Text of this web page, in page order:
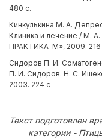
480 с.
Кинкулькина М. А.
Клиника и лечение / М.
ПРАКТИКА-М», 2009. 216
Сидоров П. И.
П. И. Сидоров. Н. С.
2003. 224 с
Текст подготовлен
категории -